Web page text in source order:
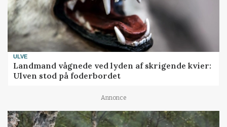
ULVE
Landmand vågnede ved lyden af skrigende kvier:
Ulven stod på foderbordet
Annonce